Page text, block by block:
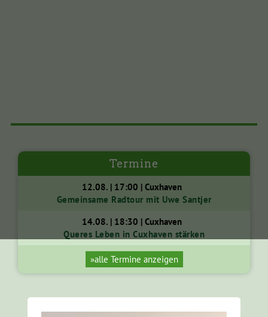
Termine
12.08. | 17:00 | Cuxhaven
Gemeinsame Radtour mit Uwe Santjer
14.08. | 18:30 | Cuxhaven
Queres Leben in Cuxhaven stärken
»alle Termine anzeigen